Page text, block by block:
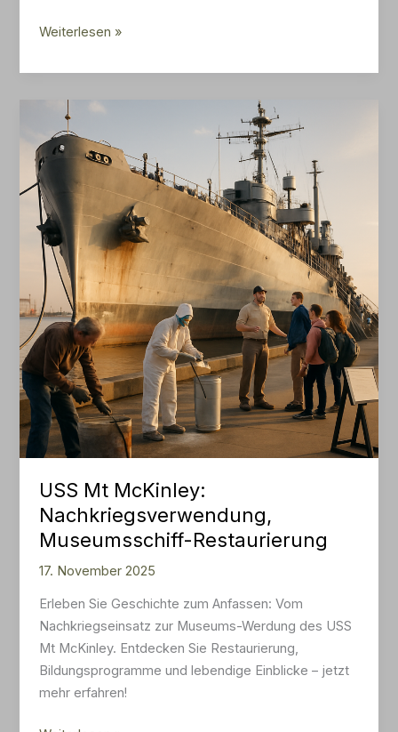
Konstruktion&Klassifikation
Schlachtschiffe–
McKinley
Weiterlesen »
USS Mt McKinley:
Nachkriegsverwendung,
Museumsschiff-Restaurierung
17. November 2025
Erleben Sie Geschichte zum Anfassen: Vom
Nachkriegseinsatz zur Museums-Werdung des USS
Mt McKinley. Entdecken Sie Restaurierung,
Bildungsprogramme und lebendige Einblicke – jetzt
mehr erfahren!